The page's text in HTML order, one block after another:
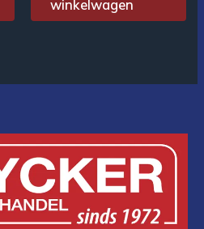
winkelwagen